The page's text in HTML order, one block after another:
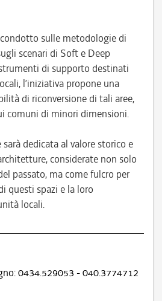
sulle metodologie di
scenari di Soft e Deep
di supporto destinati
l’iniziativa propone una
di riconversione di tali aree,
comuni di minori dimensioni.
dedicata al valore storico e
considerate non solo
passato, ma come fulcro per
questi spazi e la loro
locali.
0434.529053 - 040.3774712